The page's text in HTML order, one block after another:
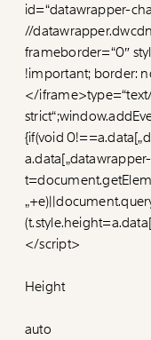
id=“datawrapper-
//
frameborder=“0″
!important; border:
</
{if(void
</script>
Height
auto